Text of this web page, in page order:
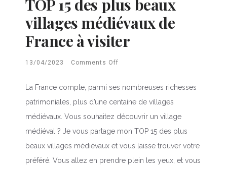
TOP 15 des plus beaux
villages médiévaux de
France à visiter
13/04/2023 Comments Off
La France compte, parmi ses nombreuses richesses
patrimoniales, plus d’une centaine de villages
médiévaux. Vous souhaitez découvrir un village
médiéval ? Je vous partage mon TOP 15 des plus
beaux villages médiévaux et vous laisse trouver votre
préféré. Vous allez en prendre plein les yeux, et vous